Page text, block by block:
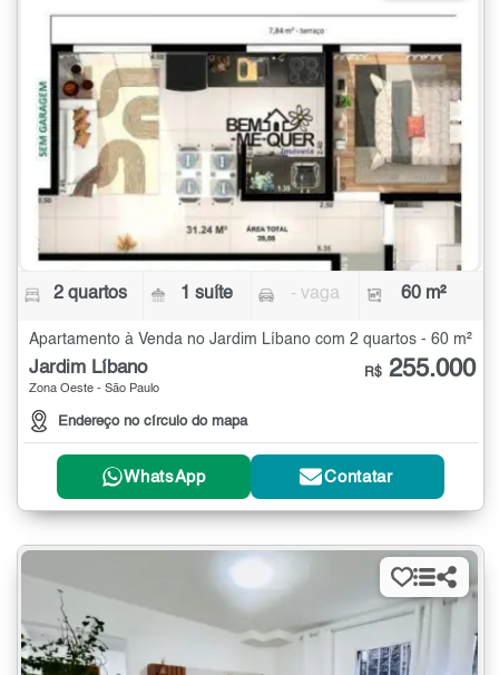
2 quartos 1 suíte - vaga 60 m²
Apartamento à Venda no Jardim Líbano com 2 quartos - 60 m²
Jardim Líbano
Zona Oeste - São Paulo
Endereço no círculo do mapa
R$ 255.000
WhatsApp Contatar